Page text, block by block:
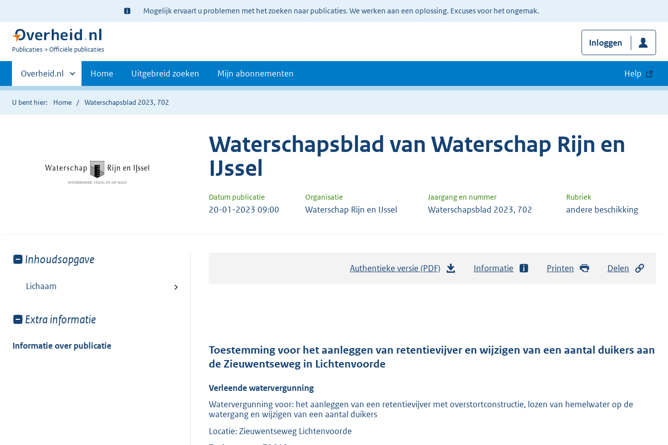
Ter
informatie:
Mogelijk ervaart u problemen met het zoeken naar publicaties. We werken aan een oplossing. Excuses voor het ongemak.
U
Publicaties Officiële publicaties
Inloggen
Primaire
navigatie
Andere
sites
binnen
Overheid.nl Home Uitgebreid zoeken Mijn abonnementen Help
U bent hier: Home Waterschapsblad 2023, 702
Waterschapsblad van Waterschap Rijn en
IJssel
Datum publicatie Organisatie Jaargang en nummer Rubriek
20-01-2023 09:00 Waterschap Rijn en IJssel Waterschapsblad 2023, 702 andere beschikking
Toon
van:
Inhoudsopgave
Lichaam
Toon
van:
Extra informatie
Informatie over publicatie
Authentieke versie (PDF)
d
o
Informatie Printen Delen
Toestemming voor het aanleggen van retentievijver en wijzigen van een aantal duikers aan
de Zieuwentseweg in Lichtenvoorde
Verleende watervergunning
Watervergunning voor: het aanleggen van een retentievijver met overstortconstructie, lozen van hemelwater op de
watergang en wijzigen van een aantal duikers
Locatie: Zieuwentseweg Lichtenvoorde